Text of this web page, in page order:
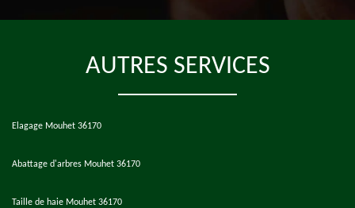
AUTRES SERVICES
Elagage Mouhet 36170
Abattage d'arbres Mouhet 36170
Taille de haie Mouhet 36170